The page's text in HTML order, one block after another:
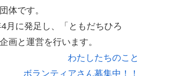
体です。
月に発足し、「ともだちひろ
画と運営を行います。
わたしたちのこと
ボランティアさん募集中！！